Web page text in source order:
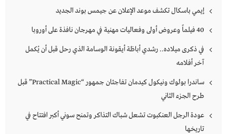
إيمي باسكال تكشف موعد الإعلان عن جيمس بوند الجديد
40 فيلماً وعروض أولى وفعاليات مهنية في مهرجان نافذة على أوروبا
في ذكرى ميلاده.. رشدي أباظة أيقونة الوسامة الذي رحل قبل أن يُكمل
آخر أفلامه
ساندرا بولوك ونيكول كيدمان تفاجئان جمهور “Practical Magic” قبل
طرح الجزء الثاني
عودة الرجل العنكبوت تشعل شباك التذاكر وتمنح سوني أكبر افتتاح في
تاريخها